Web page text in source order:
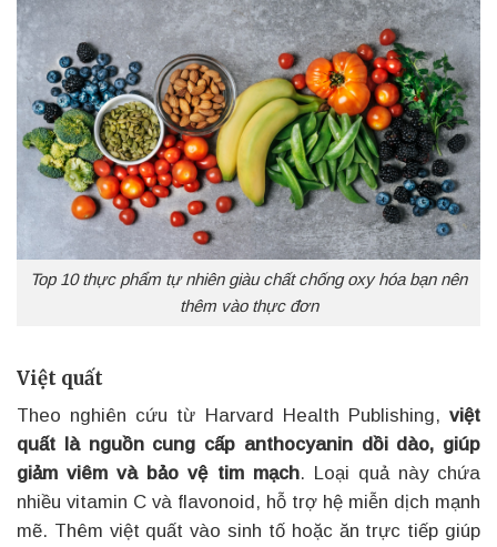
Top 10 thực phẩm tự nhiên giàu chất chống oxy hóa bạn nên
thêm vào thực đơn
Việt quất
Theo nghiên cứu từ Harvard Health Publishing, việt
quất là nguồn cung cấp anthocyanin dồi dào, giúp
giảm viêm và bảo vệ tim mạch. Loại quả này chứa
nhiều vitamin C và flavonoid, hỗ trợ hệ miễn dịch mạnh
mẽ. Thêm việt quất vào sinh tố hoặc ăn trực tiếp giúp